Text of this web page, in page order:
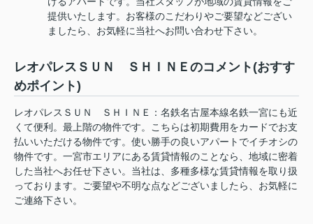
提供いたします。お客様のこだわりやご要望などござい
ましたら、お気軽に当社へお問い合わせ下さい。
レオパレスＳＵＮ ＳＨＩＮＥのコメント(おすす
めポイント)
レオパレスＳＵＮ ＳＨＩＮＥ：名鉄名古屋本線名鉄一宮にも近
くて便利。最上階の物件です。こちらは初期費用をカードでお支
払いいただける物件です。使い勝手の良いアパートでイチオシの
物件です。一宮市エリアにある賃貸情報のことなら、地域に密着
した当社へお任せ下さい。当社は、多種多様な賃貸情報を取り扱
っております。ご要望や不明な点などございましたら、お気軽に
ご連絡下さい。